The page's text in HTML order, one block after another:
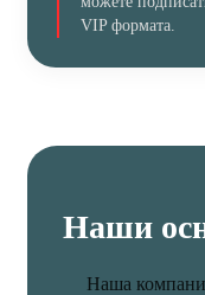
VIP формата.
Наши
Наша